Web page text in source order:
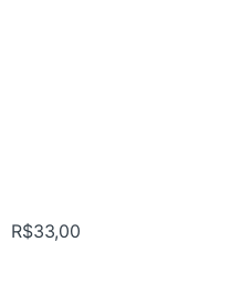
As opções podem ser
R$33,00
Este produto tem várias